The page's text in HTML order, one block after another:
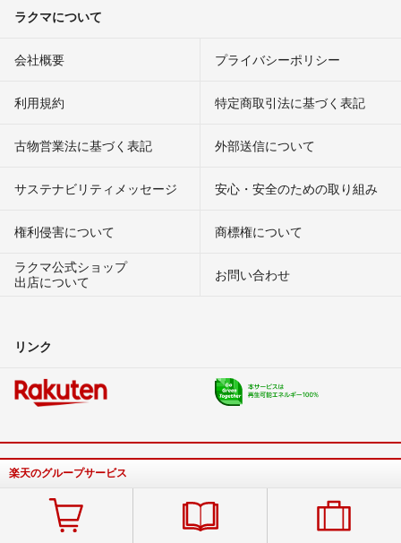
ラクマについて
会社概要 プライバシーポリシー
利用規約 特定商取引法に基づく表記
古物営業法に基づく表記 外部送信について
サステナビリティメッセージ 安心・安全のための取り組み
権利侵害について
商標権について
ラクマ公式ショップ
出店について
お問い合わせ
リンク
楽天のグループサービス